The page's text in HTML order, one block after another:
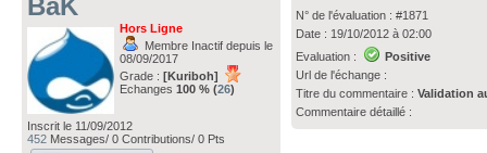
BaK
Hors Ligne
Membre Inactif depuis le
08/09/2017
Grade : [Kuriboh]
Echanges 100 % (26)
Inscrit le 11/09/2012
452 Messages/ 0 Contributions/ 0 Pts
N° de l'évaluation : #1871
Date : 19/10/2012 à 02:00
Evaluation :
Positive
Url de l'échange :
Titre du commentaire :Validation
Commentaire détaillé :